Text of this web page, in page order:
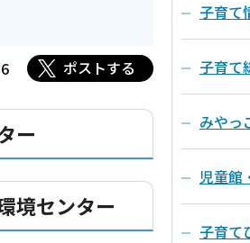
ポストする
ー
境センター
子育て
子育て
みやっ
児童館
子育て